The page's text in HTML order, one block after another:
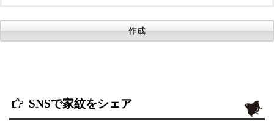
SNSで家紋をシェア